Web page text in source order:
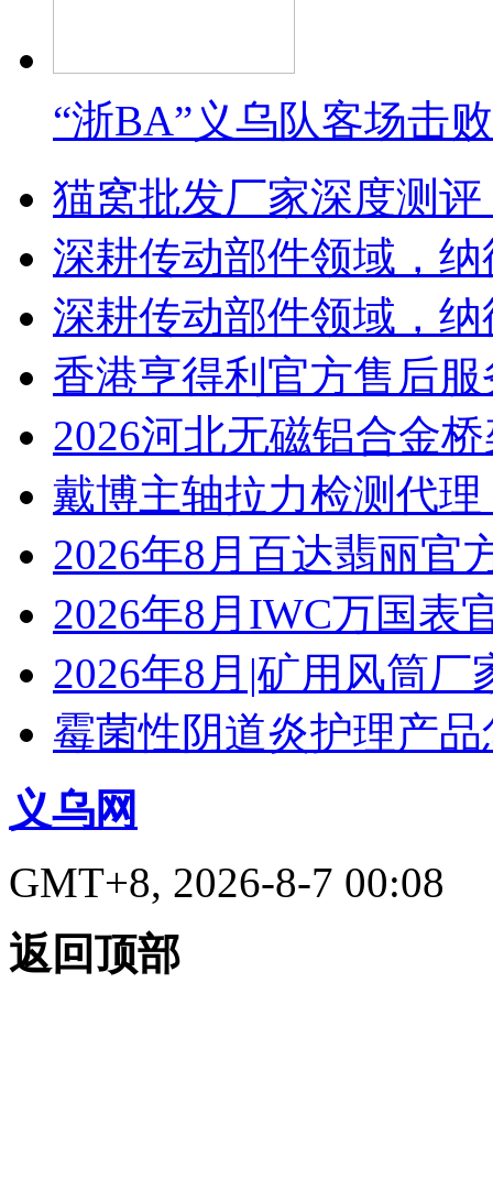
“浙BA”义乌队客场击
猫窝批发厂家深度测
深耕传动部件领域，
深耕传动部件领域，
香港亨得利官方售后
2026河北无磁铝合金
戴博主轴拉力检测代
2026年8月百达翡丽官
2026年8月IWC万国表
2026年8月|矿用风筒厂
霉菌性阴道炎护理产
义乌网
GMT+8, 2026-8-7 00:08
返回顶部